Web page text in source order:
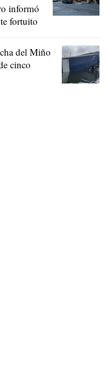
informó
fortuito
del Miño
cinco